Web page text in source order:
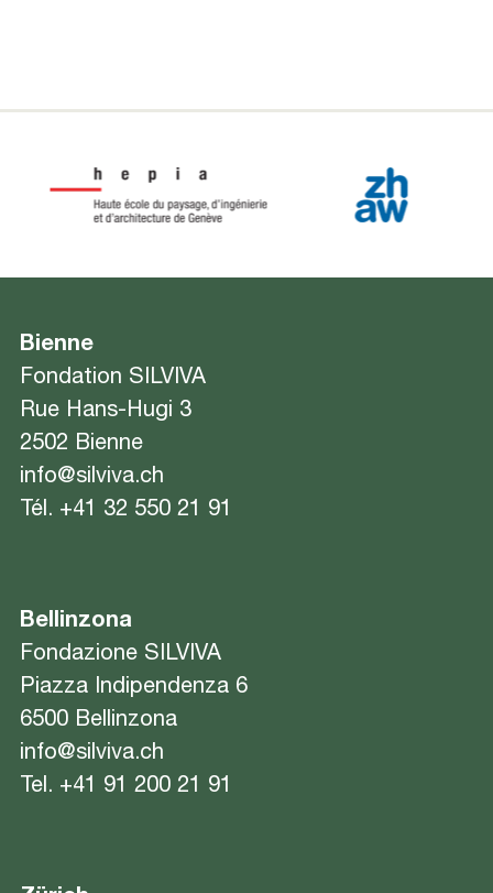
Bienne
Fondation SILVIVA
Rue Hans-Hugi 3
2502 Bienne
info@silviva.ch
Tél. +41 32 550 21 91
Bellinzona
Fondazione SILVIVA
Piazza Indipendenza 6
6500 Bellinzona
info@silviva.ch
Tel. +41 91 200 21 91